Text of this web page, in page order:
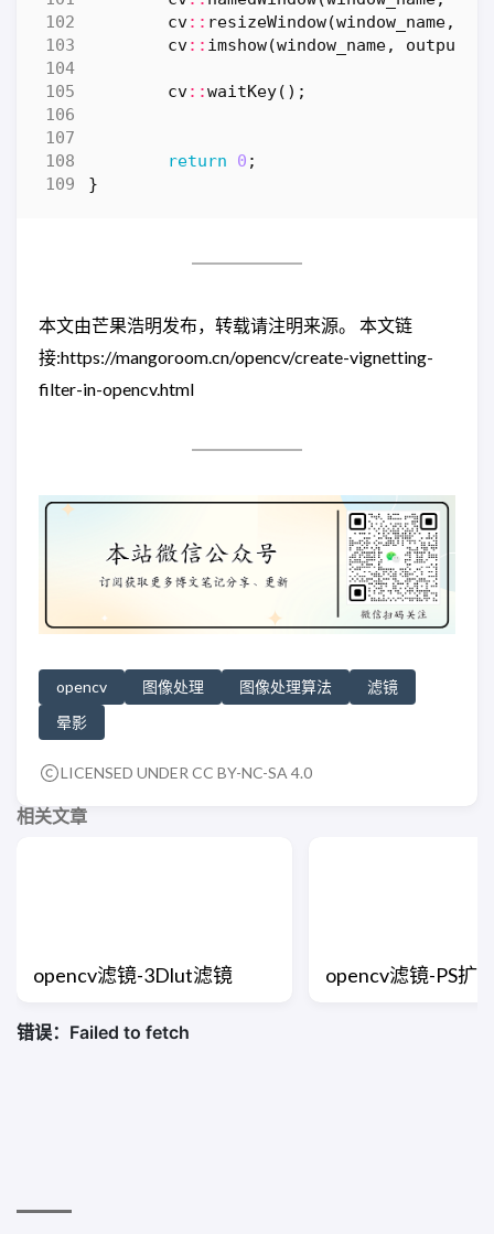
cv:: resizeWindow(window_name,
cv:: imshow(window_name, output
cv::waitKey();
return 0 ;
}
本文由芒果浩明发布，转载请注明来源。 本文链
接:https://mangoroom.cn/opencv/create-vignetting-
filter-in-opencv.html
opencv 图像处理 图像处理算法
滤镜
晕影
LICENSED UNDER CC BY-NC-SA 4.0
相关文章
opencv滤镜-3Dlut滤镜 opencv滤镜-PS扩